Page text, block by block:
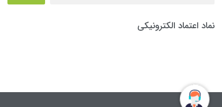
نماد اعتماد الکترونیکی